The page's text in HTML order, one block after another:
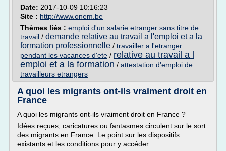
Date: 2017-10-09 10:16:23
Site : http://www.onem.be
Thèmes liés : emploi d'un salarie etranger sans titre de
travail / demande relative au travail a l'emploi et a la
formation professionnelle / travailler a l'etranger
pendant les vacances d'ete / relative au travail a l
emploi et a la formation / attestation d'emploi de
travailleurs etrangers
A quoi les migrants ont-ils vraiment droit en
France
A quoi les migrants ont-ils vraiment droit en France ?
Idées reçues, caricatures ou fantasmes circulent sur le sort
des migrants en France. Le point sur les dispositifs
existants et les conditions pour y accéder.